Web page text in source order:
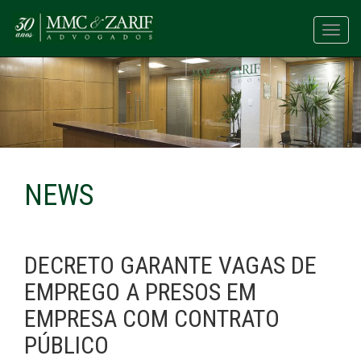
NEWS
DECRETO GARANTE VAGAS DE
EMPREGO A PRESOS EM
EMPRESA COM CONTRATO
PÚBLICO